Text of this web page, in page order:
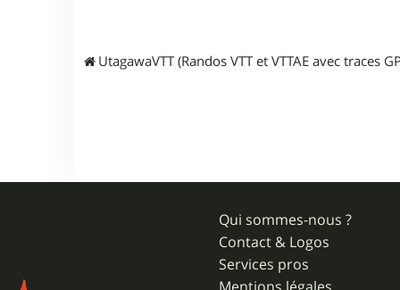
UtagawaVTT (Randos VTT et VTTAE avec traces
Qui sommes-nous ?
Contact & Logos
Services pros